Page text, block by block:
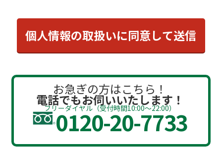
お急ぎの方はこちら！
電話でもお伺いいたします！
フリーダイヤル（受付時間10:00～22:00）
0120-20-7733